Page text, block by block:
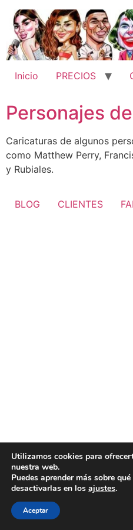
contenido
Inicio PRECIOS
Personajes
Caricaturas de algunos
como Matthew Perry,
y Rubiales.
BLOG CLIENTES
Utilizamos cookies para
nuestra web.
Puedes aprender más sobre
desactivarlas en los ajustes.
Aceptar